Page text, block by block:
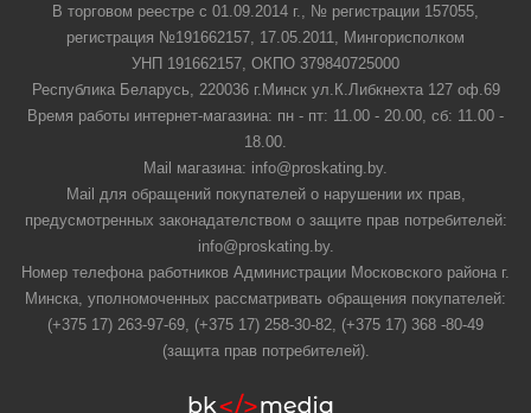
В торговом реестре с 01.09.2014 г., № регистрации 157055,
регистрация №191662157, 17.05.2011, Мингорисполком
УНП 191662157, ОКПО 379840725000
Республика Беларусь, 220036 г.Минск ул.К.Либкнехта 127 оф.69
Время работы интернет-магазина: пн - пт: 11.00 - 20.00, сб: 11.00 -
18.00.
Mail магазина: info@proskating.by.
Mail для обращений покупателей о нарушении их прав,
предусмотренных законадателством о защите прав потребителей:
info@proskating.by.
Номер телефона работников Администрации Московского района г.
Минска, уполномоченных рассматривать обращения покупателей:
(+375 17) 263-97-69, (+375 17) 258-30-82, (+375 17) 368 -80-49
(защита прав потребителей).